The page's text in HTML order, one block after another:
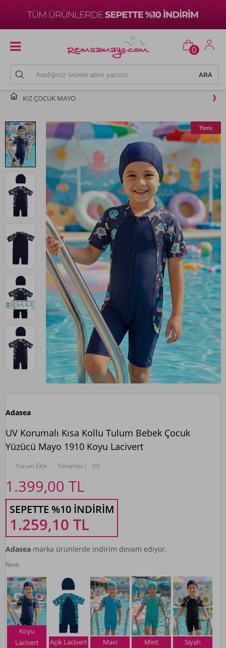
0
KIZ ÇOCUK MAYO
Yeni
Adasea
UV Korumalı Kısa Kollu Tulum Bebek Çocuk
Yüzücü Mayo 1910 Koyu Lacivert
Yorum Ekle Yorumlar| (0)
1.399,00 TL
SEPETTE %10 İNDIRIM
1.259,10 TL
Adasea marka ürünlerde indirim devam ediyor.
Renk
Koyu
Lacivert
Açık Lacivert Mavi Mint Siyah